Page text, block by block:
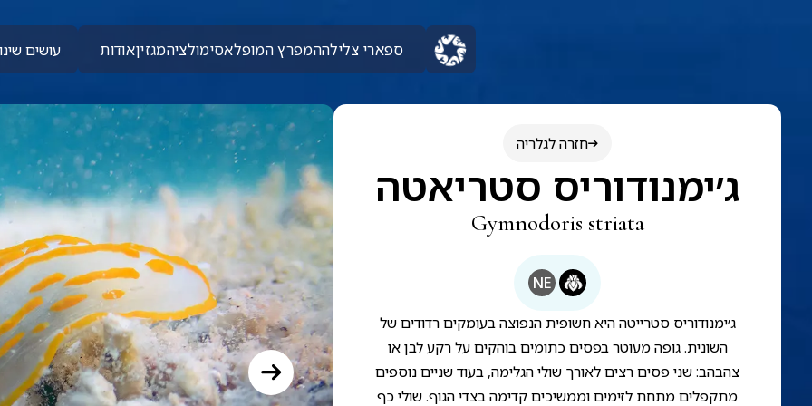
ספארי צלילההמפרץ המופלאסימולציהמגזיןאודות עושים
חזרה לגלריה
ג׳ימנודוריס סטריאטה
Gymnodoris striata
NE
ג׳ימנודוריס סטרייטה היא חשופית הנפוצה בעומקים רדודים של
השונית. גופה מעוטר בפסים כתומים בוהקים על רקע לבן או
צהבהב: שני פסים רצים לאורך שולי הגלימה, בעוד שניים נוספים
מתקפלים מתחת לזימים וממשיכים קדימה בצדי הגוף. שולי כף